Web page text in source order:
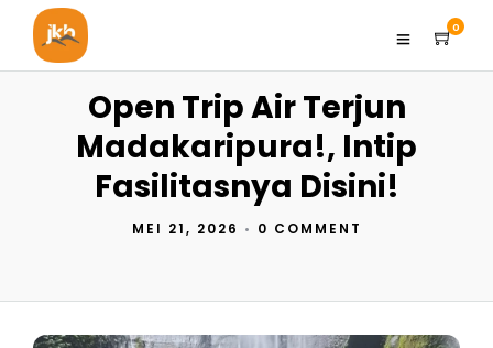
0
Open Trip Air Terjun
Madakaripura!, Intip
Fasilitasnya Disini!
MEI 21, 2026 • 0 COMMENT